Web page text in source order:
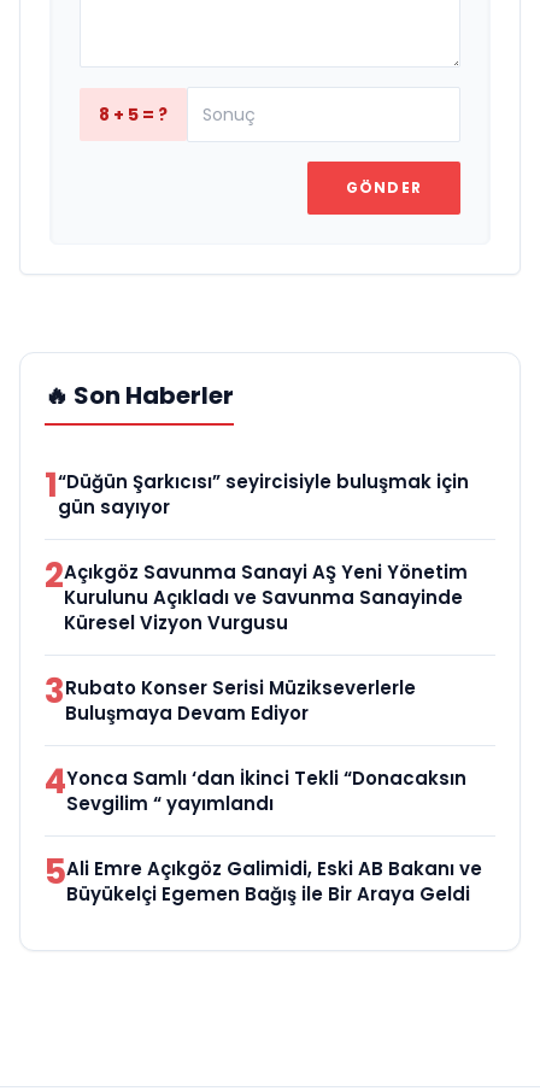
8 + 5 = ?
GÖNDER
🔥 Son Haberler
1“Düğün Şarkıcısı” seyircisiyle buluşmak için
gün sayıyor
2Açıkgöz Savunma Sanayi AŞ Yeni Yönetim
Kurulunu Açıkladı ve Savunma Sanayinde
Küresel Vizyon Vurgusu
3Rubato Konser Serisi Müzikseverlerle
Buluşmaya Devam Ediyor
4Yonca Samlı ‘dan İkinci Tekli “Donacaksın
Sevgilim “ yayımlandı
5Ali Emre Açıkgöz Galimidi, Eski AB Bakanı ve
Büyükelçi Egemen Bağış ile Bir Araya Geldi